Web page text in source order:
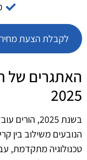
לקבלת הצעת מחיר
האתגרים של
2025
בשנת 2025,
הנובעים משילוב בין
טכנולוגיה מתקדמת,